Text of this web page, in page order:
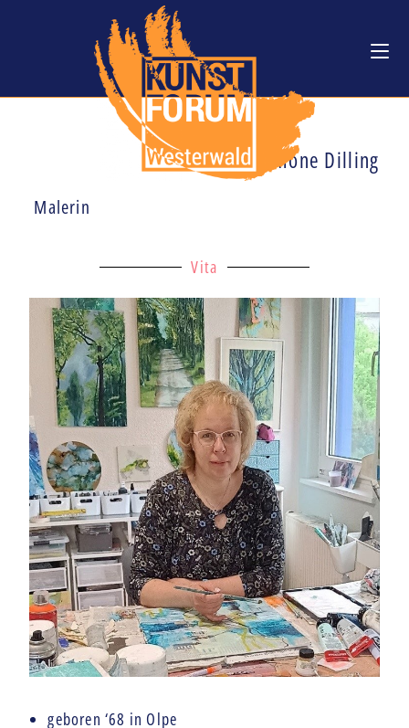
Simone Dilling
Malerin
Vita
geboren ‘68 in Olpe